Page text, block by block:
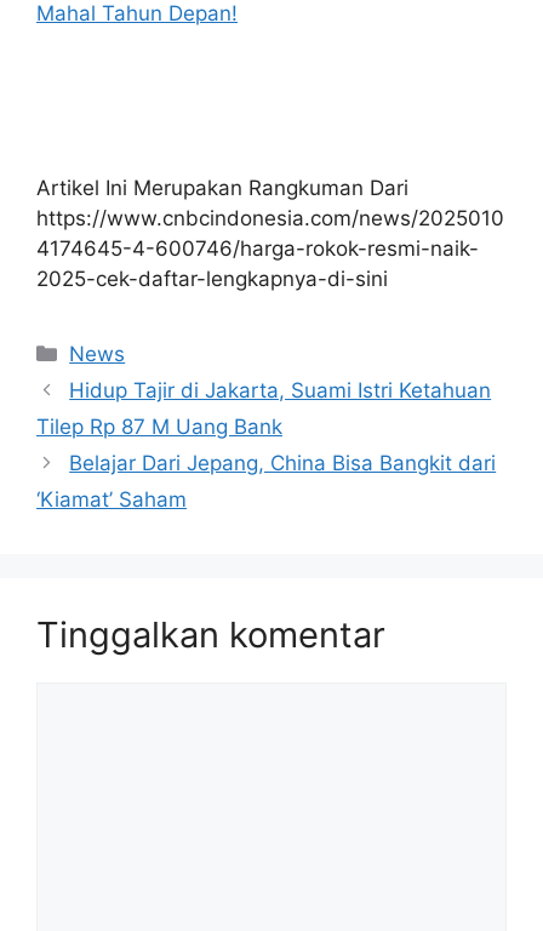
Mahal Tahun Depan!
Artikel Ini Merupakan Rangkuman Dari
https://www.cnbcindonesia.com/news/2025010
4174645-4-600746/harga-rokok-resmi-naik-
2025-cek-daftar-lengkapnya-di-sini
Kategori
News
Hidup Tajir di Jakarta, Suami Istri Ketahuan
Tilep Rp 87 M Uang Bank
Belajar Dari Jepang, China Bisa Bangkit dari
‘Kiamat’ Saham
Tinggalkan komentar